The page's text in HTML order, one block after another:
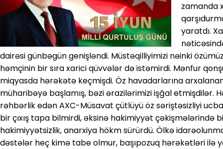
zamanda
yaratdı.
dairəsi günbəgün genişləndi. Müstəqilliyimizi nəinki
həmçinin bir sıra xarici qüvvələr də istəmirdi. Mənfur
miqyasda hərəkətə keçmişdi. Öz havadarlarına
müharibəyə başlamış, bəzi ərazilərimizi işğal etmişdilər.
rəhbərlik edən AXC-Müsavat çütlüyü öz səriştəsizliyi
bir çıxış tapa bilmirdi, əksinə hakimiyyət çəkişmələrində
hakimiyyətsizlik, anarxiya hökm sürürdü. Ölkə
dəstələr heç kimə tabe olmur, başıpozuq hərəkətləri ilə